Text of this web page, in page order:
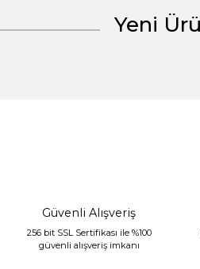
Yeni
Güvenli Alışveriş
256 bit SSL Sertifikası ile %100
güvenli alışveriş imkanı